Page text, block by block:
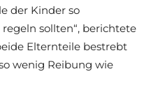
der Kinder so
sollten“, berichtete
Elternteile bestrebt
wenig Reibung wie